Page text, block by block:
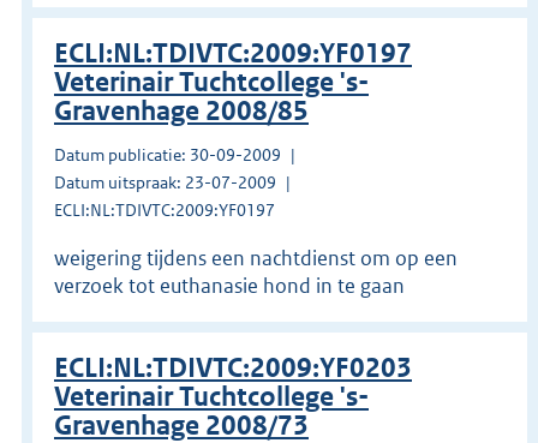
ECLI:NL:TDIVTC:2009:YF0197
Veterinair Tuchtcollege 's-
Gravenhage 2008/85
Datum publicatie: 30-09-2009
Datum uitspraak: 23-07-2009
ECLI:NL:TDIVTC:2009:YF0197
weigering tijdens een nachtdienst om op een
verzoek tot euthanasie hond in te gaan
ECLI:NL:TDIVTC:2009:YF0203
Veterinair Tuchtcollege 's-
Gravenhage 2008/73